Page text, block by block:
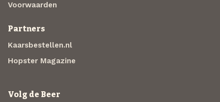
Voorwaarden
Partners
Kaarsbestellen.nl
Hopster Magazine
Volg de Beer